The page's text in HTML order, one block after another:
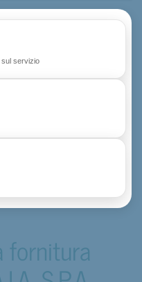
sul servizio
fornitura